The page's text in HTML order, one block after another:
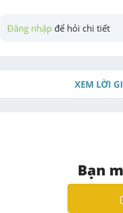
Đăng nhập để hỏi chi tiết
XEM LỜI
Bạn